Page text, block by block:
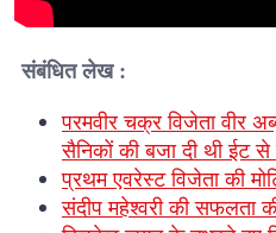
संबंधित लेख :
परमवीर चक्र विजेता वीर
सैनिकों की बजा दी थी ईट
प्रथम एवरेस्ट विजेता की
संदीप महेश्वरी की सफलता